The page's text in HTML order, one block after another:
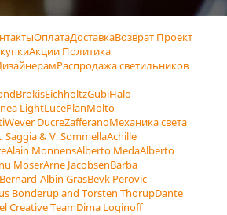
ОплатаДоставкаВозврат Проект
Акции Политика
Распродажа светильников
BrokisEichholtzGubiHalo
LightLucePlanMolto
Wever DucreZafferanoМеханика света
Saggia & V. SommellaAchille
Alain MonnensAlberto MedaAlberto
MoserArne JacobsenBarba
Bernard-Albin GrasBevk Perovic
Bonderup and Torsten ThorupDante
Creative TeamDima Loginoff